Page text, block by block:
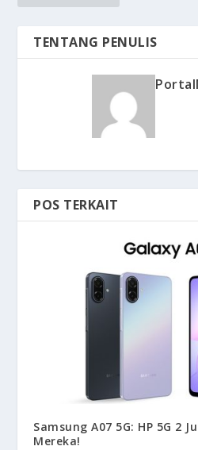
TENTANG PENULIS
POS TERKAIT
Samsung A07 5G: HP 5G 2
Mereka!